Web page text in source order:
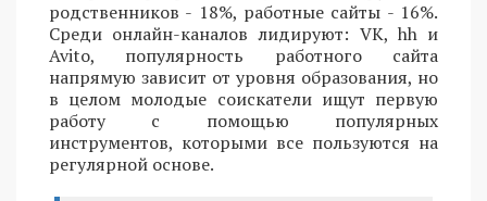
родственников - 18%, работные сайты - 16%.
Среди онлайн-каналов лидируют: VK, hh и
Avito, популярность работного сайта
напрямую зависит от уровня образования, но
в целом молодые соискатели ищут первую
работу с помощью популярных
инструментов, которыми все пользуются на
регулярной основе.